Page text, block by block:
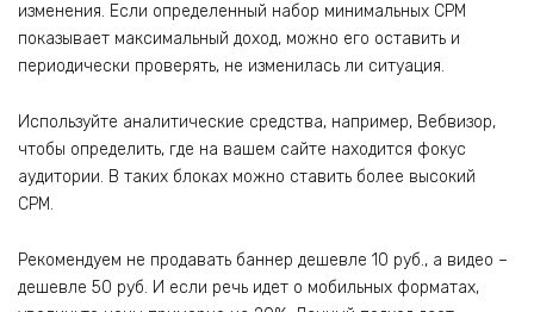
изменения. Если определенный набор минимальных CPM
показывает максимальный доход, можно его оставить и
периодически проверять, не изменилась ли ситуация.
Используйте аналитические средства, например, Вебвизор,
чтобы определить, где на вашем сайте находится фокус
аудитории. В таких блоках можно ставить более высокий
CPM.
Рекомендуем не продавать баннер дешевле 10 руб., а видео –
дешевле 50 руб. И если речь идет о мобильных форматах,